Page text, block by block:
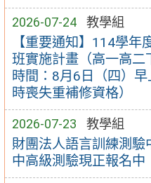
2026-07-24 教學組
【重要通知】114學
班實施計畫（高一高二
時間：8月6日（四）
時喪失重補修資格）
2026-07-23 教學組
財團法人語言訓練測驗
中高級測驗現正報名中